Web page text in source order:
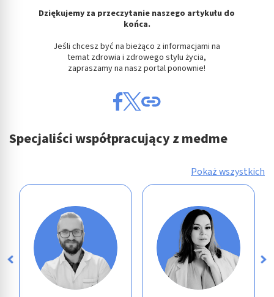
Dziękujemy za przeczytanie naszego artykułu do
końca.
Jeśli chcesz być na bieżąco z informacjami na
temat zdrowia i zdrowego stylu życia,
zapraszamy na nasz portal ponownie!
Specjaliści współpracujący z medme
Pokaż wszystkich